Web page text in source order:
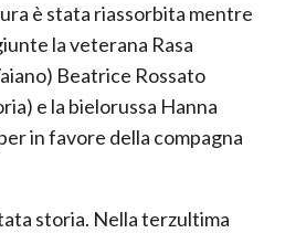
è stata riassorbita mentre
la veterana Rasa
Beatrice Rossato
e la bielorussa Hanna
in favore della compagna
storia. Nella terzultima